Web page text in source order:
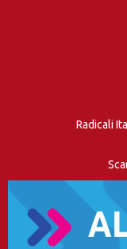
Radicali